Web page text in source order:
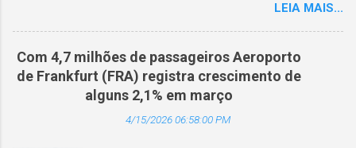
passageiros-quilômetro pagos (RPK), caiu 1,7%
em comparação com junho de 2025. Excluindo
o Oriente Médio, a demanda diminuiu 0,6%. A
capacidade total, medida em assentos-
quilômetro disponíveis (ASK), diminuiu 1,3% em
relação ao ano anterior. A taxa de ocupação foi
de 84,2% (-0,4 ponto percentual em
LEIA MAIS...
Com 4,7 milhões de passageiros Aeroporto
de Frankfurt (FRA) registra crescimento de
alguns 2,1% em março
4/15/2026 06:58:00 PM